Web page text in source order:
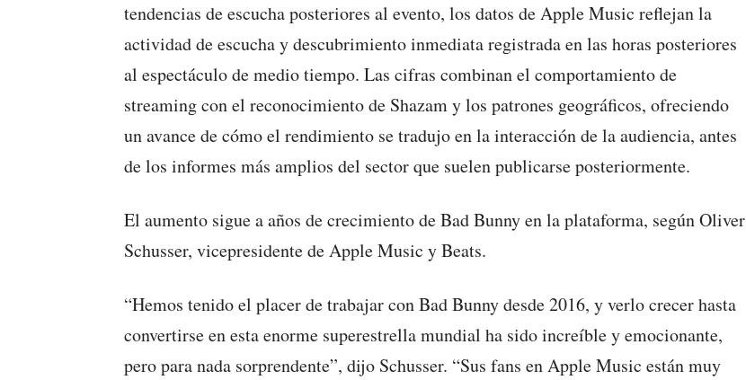
tendencias de escucha posteriores al evento, los datos de Apple Music reflejan la
actividad de escucha y descubrimiento inmediata registrada en las horas posteriores
al espectáculo de medio tiempo. Las cifras combinan el comportamiento de
streaming con el reconocimiento de Shazam y los patrones geográficos, ofreciendo
un avance de cómo el rendimiento se tradujo en la interacción de la audiencia, antes
de los informes más amplios del sector que suelen publicarse posteriormente.
El aumento sigue a años de crecimiento de Bad Bunny en la plataforma, según Oliver
Schusser, vicepresidente de Apple Music y Beats.
“Hemos tenido el placer de trabajar con Bad Bunny desde 2016, y verlo crecer hasta
convertirse en esta enorme superestrella mundial ha sido increíble y emocionante,
pero para nada sorprendente”, dijo Schusser. “Sus fans en Apple Music están muy